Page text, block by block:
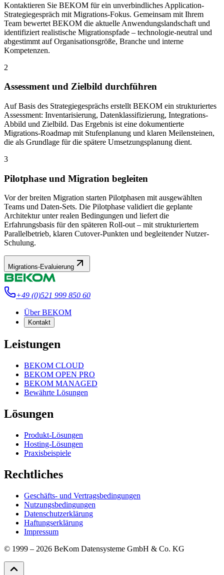
Kontaktieren Sie BEKOM für ein unverbindliches Application-
Strategiegespräch mit Migrations-Fokus. Gemeinsam mit Ihrem
Team bewertet BEKOM die aktuelle Anwendungslandschaft und
identifiziert realistische Migrationspfade – technologie-neutral und
abgestimmt auf Organisationsgröße, Branche und interne
Kompetenzen.
2
Assessment und Zielbild durchführen
Auf Basis des Strategiegesprächs erstellt BEKOM ein strukturiertes
Assessment: Inventarisierung, Datenklassifizierung, Integrations-
Abbild und Zielbild. Das Ergebnis ist eine dokumentierte
Migrations-Roadmap mit Stufenplanung und klaren Meilensteinen,
die als Grundlage für die spätere Umsetzungsplanung dient.
3
Pilotphase und Migration begleiten
Vor der breiten Migration starten Pilotphasen mit ausgewählten
Teams und Daten-Sets. Die Pilotphase validiert die geplante
Architektur unter realen Bedingungen und liefert die
Erfahrungsbasis für den späteren Roll-out – mit strukturiertem
Parallelbetrieb, klaren Cutover-Punkten und begleitender Nutzer-
Schulung.
Migrations-Evaluierung
+49 (0)521 999 850 60
Über BEKOM
Kontakt
Leistungen
BEKOM CLOUD
BEKOM OPEN PRO
BEKOM MANAGED
Bewährte Lösungen
Lösungen
Produkt-Lösungen
Hosting-Lösungen
Praxisbeispiele
Rechtliches
Geschäfts- und Vertragsbedingungen
Nutzungsbedingungen
Datenschutzerklärung
Haftungserklärung
Impressum
© 1999 – 2026 BeKom Datensysteme GmbH & Co. KG